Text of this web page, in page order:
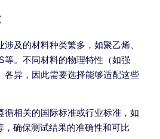
涉及的材料种类繁多，如聚乙烯、
等。不同材料的物理特性（如强
各异，因此需要选择能够适配这些
循相关的国际标准或行业标准，如
，确保测试结果的准确性和可比